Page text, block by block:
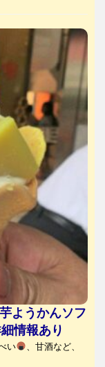
ようかんソフ
情報あり
い
、甘酒など、